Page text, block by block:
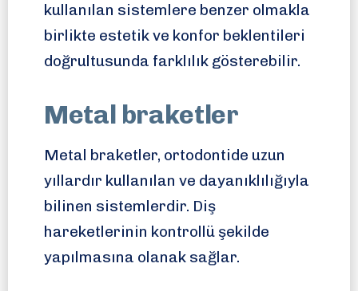
kullanılan sistemlere benzer olmakla
birlikte estetik ve konfor beklentileri
doğrultusunda farklılık gösterebilir.
Metal braketler
Metal braketler, ortodontide uzun
yıllardır kullanılan ve dayanıklılığıyla
bilinen sistemlerdir. Diş
hareketlerinin kontrollü şekilde
yapılmasına olanak sağlar.